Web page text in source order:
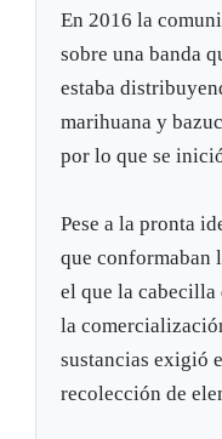
En 2016 la
sobre una banda
estaba
marihuana y
por lo que se
Pese a la pronta
que conformaban
el que la
la
sustancias exigió
recolección de